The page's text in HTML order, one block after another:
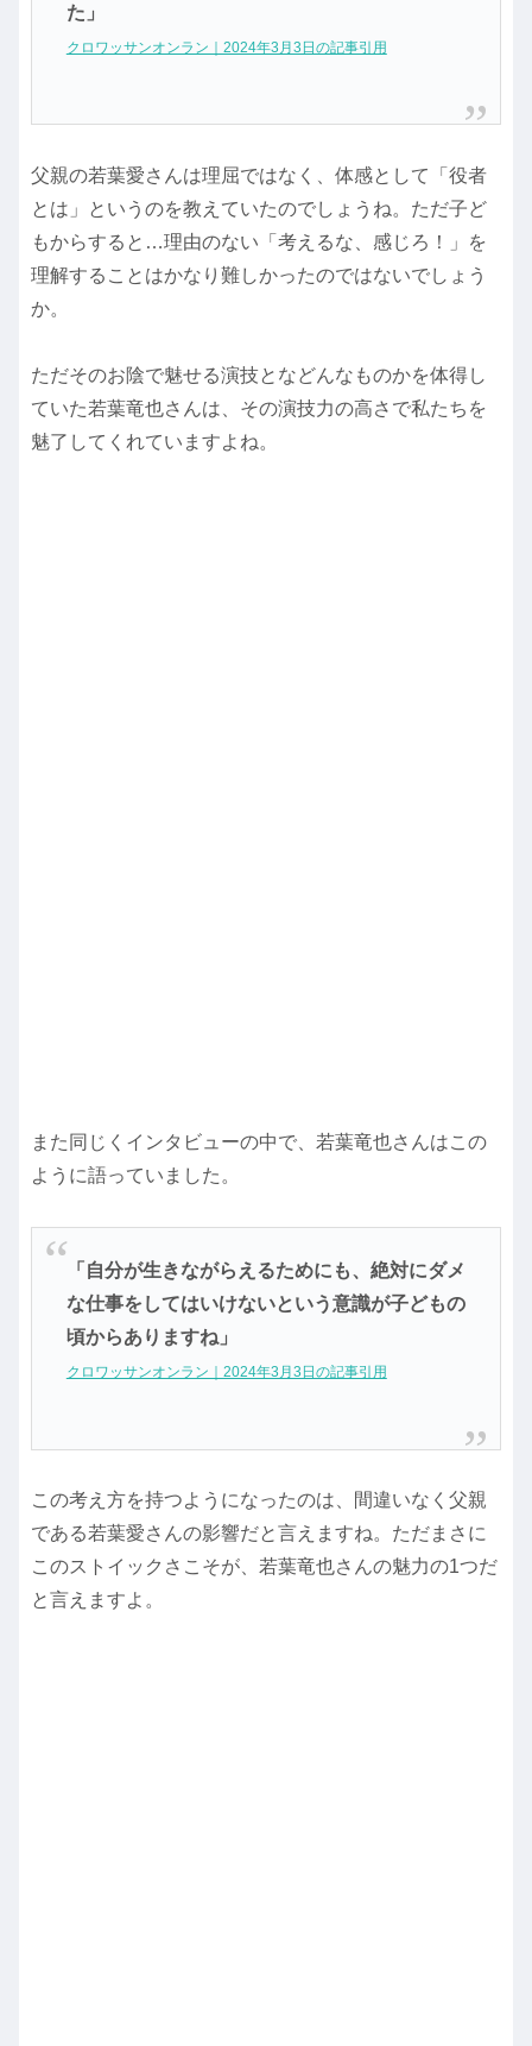
た」
クロワッサンオンラン｜2024年3月3日の記事引用
父親の若葉愛さんは理屈ではなく、体感として「役者
とは」というのを教えていたのでしょうね。ただ子ど
もからすると…理由のない「考えるな、感じろ！」を
理解することはかなり難しかったのではないでしょう
か。
ただそのお陰で魅せる演技となどんなものかを体得し
ていた若葉竜也さんは、その演技力の高さで私たちを
魅了してくれていますよね。
また同じくインタビューの中で、若葉竜也さんはこの
ように語っていました。
「自分が生きながらえるためにも、絶対にダメ
な仕事をしてはいけないという意識が子どもの
頃からありますね」
クロワッサンオンラン｜2024年3月3日の記事引用
この考え方を持つようになったのは、間違いなく父親
である若葉愛さんの影響だと言えますね。ただまさに
このストイックさこそが、若葉竜也さんの魅力の1つだ
と言えますよ。